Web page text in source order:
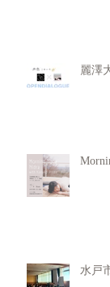
麗澤
水戸